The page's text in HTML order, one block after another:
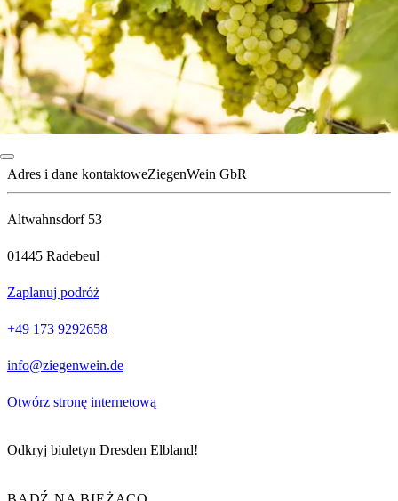
Adres i dane kontaktoweZiegenWein GbR
Altwahnsdorf 53
01445 Radebeul
Zaplanuj podróż
+49 173 9292658
info@ziegenwein.de
Otwórz stronę internetową
Odkryj biuletyn Dresden Elbland!